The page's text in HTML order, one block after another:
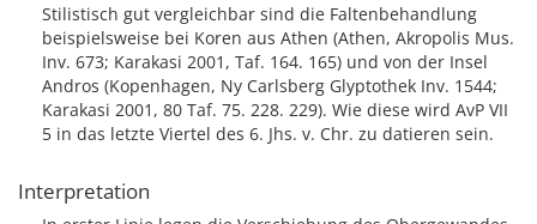
Stilistisch gut vergleichbar sind die Faltenbehandlung
beispielsweise bei Koren aus Athen (Athen, Akropolis Mus.
Inv. 673; Karakasi 2001, Taf. 164. 165) und von der Insel
Andros (Kopenhagen, Ny Carlsberg Glyptothek Inv. 1544;
Karakasi 2001, 80 Taf. 75. 228. 229). Wie diese wird AvP VII
5 in das letzte Viertel des 6. Jhs. v. Chr. zu datieren sein.
Interpretation